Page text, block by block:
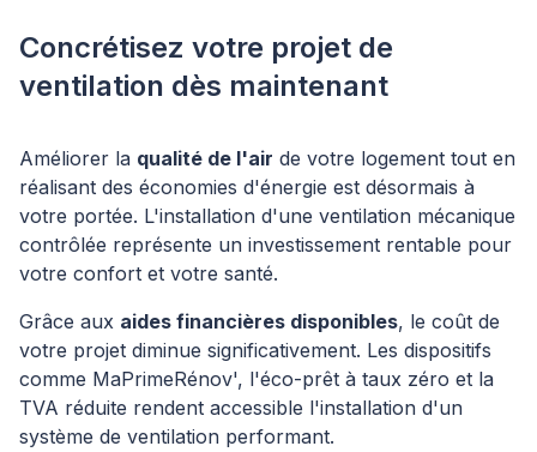
Concrétisez votre projet de
ventilation dès maintenant
Améliorer la qualité de l'air de votre logement tout en
réalisant des économies d'énergie est désormais à
votre portée. L'installation d'une ventilation mécanique
contrôlée représente un investissement rentable pour
votre confort et votre santé.
Grâce aux aides financières disponibles, le coût de
votre projet diminue significativement. Les dispositifs
comme MaPrimeRénov', l'éco-prêt à taux zéro et la
TVA réduite rendent accessible l'installation d'un
système de ventilation performant.